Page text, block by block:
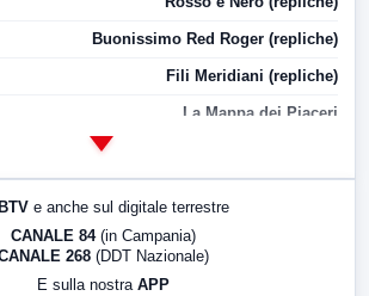
Buonissimo Red Roger (repliche)
Fili Meridiani (repliche)
La Mappa dei Piaceri
e anche sul digitale terrestre
CANALE 84 (in Campania)
268 (DDT Nazionale)
E sulla nostra APP